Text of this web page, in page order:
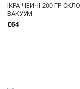
ІКРА ЧВИЧІ 200 ГР СКЛО
ВАКУУМ
€64